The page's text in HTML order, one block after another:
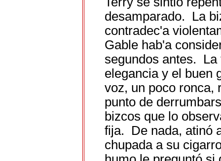
desamparado. La
contradec'a
Gable hab'a
segundos antes. La
elegancia y el buen
voz, un poco ronca,
punto de
bizcos que lo
fija. De nada, atinó
chupada a su